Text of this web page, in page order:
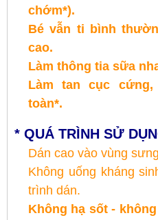
chớm*).
Bé vẫn ti bình
cao.
Làm thông tia sữa
Làm tan cục
toàn*.
* QUÁ TRÌNH SỬ
Dán cao vào vùng
Không uống kháng
trình dán.
Không hạ sốt -